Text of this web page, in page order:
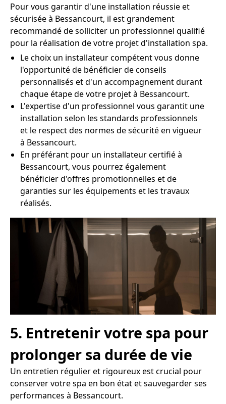
Pour vous garantir d'une installation réussie et
sécurisée à Bessancourt, il est grandement
recommandé de solliciter un professionnel qualifié
pour la réalisation de votre projet d'installation spa.
Le choix un installateur compétent vous donne
l'opportunité de bénéficier de conseils
personnalisés et d'un accompagnement durant
chaque étape de votre projet à Bessancourt.
L'expertise d'un professionnel vous garantit une
installation selon les standards professionnels
et le respect des normes de sécurité en vigueur
à Bessancourt.
En préférant pour un installateur certifié à
Bessancourt, vous pourrez également
bénéficier d'offres promotionnelles et de
garanties sur les équipements et les travaux
réalisés.
5. Entretenir votre spa pour
prolonger sa durée de vie
Un entretien régulier et rigoureux est crucial pour
conserver votre spa en bon état et sauvegarder ses
performances à Bessancourt.